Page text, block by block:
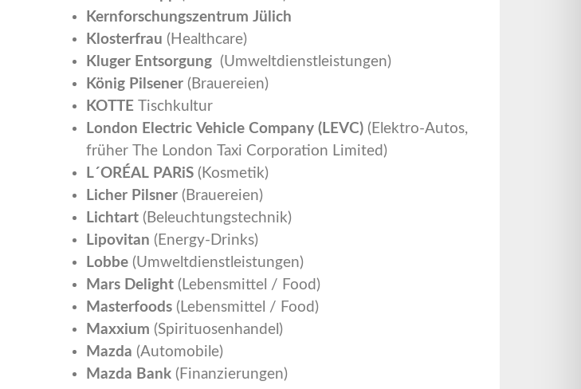
Kernforschungszentrum Jülich
Klosterfrau (Healthcare)
Kluger Entsorgung (Umweltdienstleistungen)
König Pilsener (Brauereien)
KOTTE Tischkultur
London Electric Vehicle Company (LEVC) (Elektro-Autos,
früher The London Taxi Corporation Limited)
L´ORÉAL PARiS (Kosmetik)
Licher Pilsner (Brauereien)
Lichtart (Beleuchtungstechnik)
Lipovitan (Energy-Drinks)
Lobbe (Umweltdienstleistungen)
Mars Delight (Lebensmittel / Food)
Masterfoods (Lebensmittel / Food)
Maxxium (Spirituosenhandel)
Mazda (Automobile)
Mazda Bank (Finanzierungen)